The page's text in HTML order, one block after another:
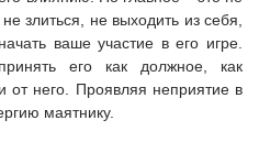
злиться, не выходить из себя,
ваше участие в его игре.
его как должное, как
от него. Проявляя неприятие в
маятнику.